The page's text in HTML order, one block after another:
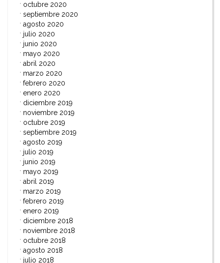
octubre 2020
septiembre 2020
agosto 2020
julio 2020
junio 2020
mayo 2020
abril 2020
marzo 2020
febrero 2020
enero 2020
diciembre 2019
noviembre 2019
octubre 2019
septiembre 2019
agosto 2019
julio 2019
junio 2019
mayo 2019
abril 2019
marzo 2019
febrero 2019
enero 2019
diciembre 2018
noviembre 2018
octubre 2018
agosto 2018
julio 2018